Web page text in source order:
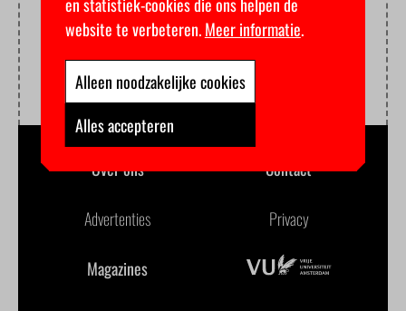
Over ons Contact
Advertenties Privacy
Magazines
website te verbeteren.Meer informatie.
Alleen noodzakelijke cookies
Alles accepteren